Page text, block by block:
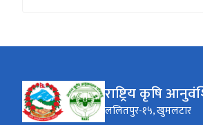
राष्ट्रिय कृषि
ललितपुर-१५, खुमलटार